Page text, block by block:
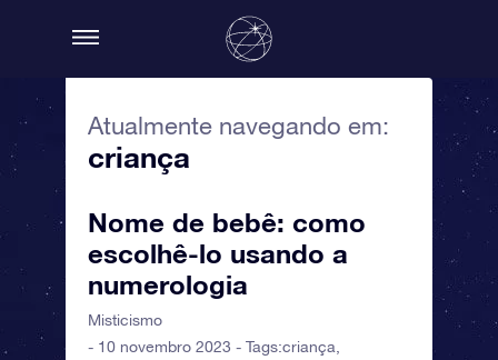
Atualmente navegando em:
criança
Nome de bebê: como
escolhê-lo usando a
numerologia
Misticismo
- 10 novembro 2023 - Tags:criança